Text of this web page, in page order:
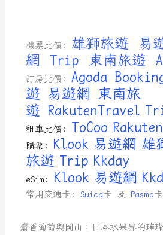
機票比價: 雄獅旅遊
易
網
Trip 東南旅遊
訂房比價:Agoda
遊 易遊網 東南旅
遊 RakutenTravel
租車比價: ToCoo
購票: Klook 易遊網 雄
旅遊 Trip Kkday
eSim: Klook 易遊網
常用交通卡:Suica卡 及Pasmo卡
麝香葡萄與岡山：日本水果界的璀